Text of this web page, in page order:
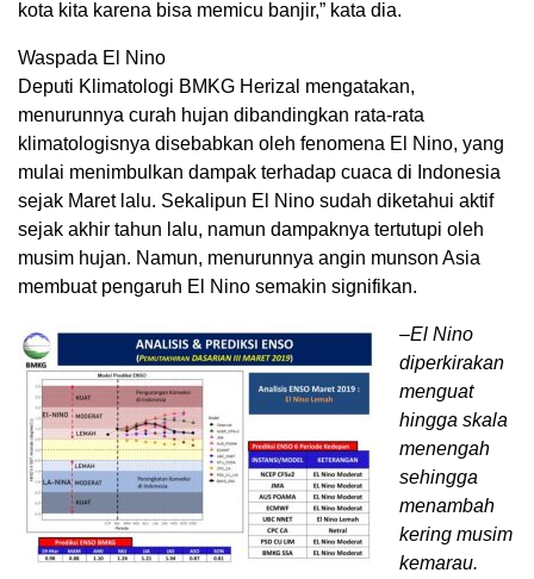
kota kita karena bisa memicu banjir,” kata dia.
Waspada El Nino
Deputi Klimatologi BMKG Herizal mengatakan,
menurunnya curah hujan dibandingkan rata-rata
klimatologisnya disebabkan oleh fenomena El Nino, yang
mulai menimbulkan dampak terhadap cuaca di Indonesia
sejak Maret lalu. Sekalipun El Nino sudah diketahui aktif
sejak akhir tahun lalu, namun dampaknya tertutupi oleh
musim hujan. Namun, menurunnya angin munson Asia
membuat pengaruh El Nino semakin signifikan.
–El Nino
diperkirakan
menguat
hingga skala
menengah
sehingga
menambah
kering musim
kemarau.